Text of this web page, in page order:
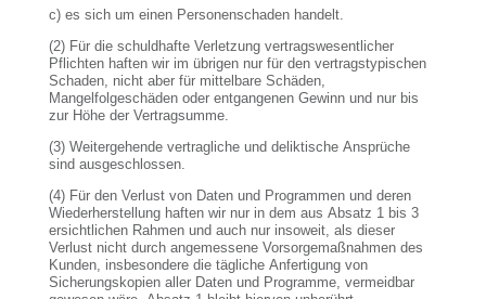
c) es sich um einen Personenschaden handelt.
(2) Für die schuldhafte Verletzung vertragswesentlicher
Pflichten haften wir im übrigen nur für den vertragstypischen
Schaden, nicht aber für mittelbare Schäden,
Mangelfolgeschäden oder entgangenen Gewinn und nur bis
zur Höhe der Vertragsumme.
(3) Weitergehende vertragliche und deliktische Ansprüche
sind ausgeschlossen.
(4) Für den Verlust von Daten und Programmen und deren
Wiederherstellung haften wir nur in dem aus Absatz 1 bis 3
ersichtlichen Rahmen und auch nur insoweit, als dieser
Verlust nicht durch angemessene Vorsorgemaßnahmen des
Kunden, insbesondere die tägliche Anfertigung von
Sicherungskopien aller Daten und Programme, vermeidbar